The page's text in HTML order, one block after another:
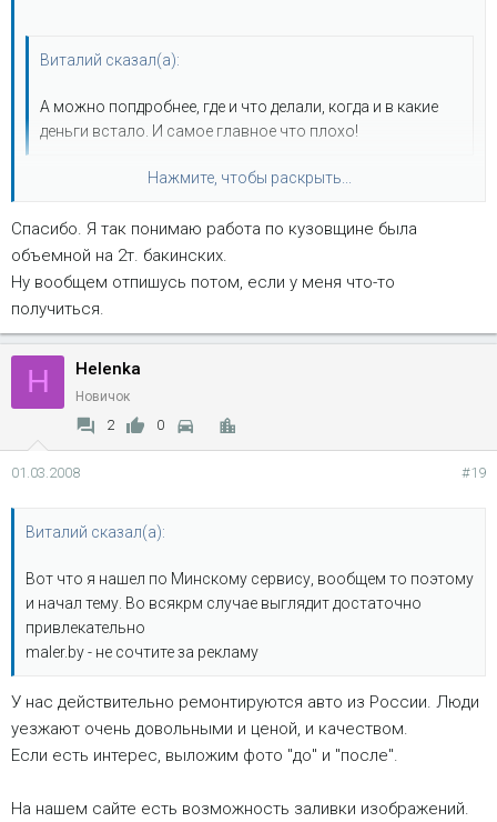
Виталий сказал(а):
А можно попдробнее, где и что делали, когда и в какие
деньги встало. И самое главное что плохо!
Нажмите, чтобы раскрыть...
Делали в г.Мозырь, у знакомого человека товарищи имеют
сделали плохо - всё... Встало в 2т.бакинских...
Нажмите, чтобы раскрыть...
Спасибо. Я так понимаю работа по кузовщине была
объемной на 2т. бакинских.
Ну вообщем отпишусь потом, если у меня что-то
получиться.
H Helenka
Новичок
2 0
01.03.2008 #19
Виталий сказал(а):
Вот что я нашел по Минскому сервису, вообщем то поэтому
и начал тему. Во всякрм случае выглядит достаточно
привлекательно
maler.by - не сочтите за рекламу
У нас действительно ремонтируются авто из России. Люди
уезжают очень довольными и ценой, и качеством.
Если есть интерес, выложим фото "до" и "после".
На нашем сайте есть возможность заливки изображений.